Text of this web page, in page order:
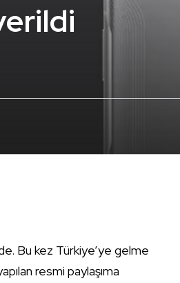
Bu kez Türkiye’ye gelme
resmi paylaşıma